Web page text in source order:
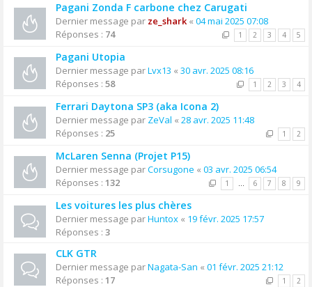
Pagani Zonda F carbone chez Carugati
Dernier message par ze_shark« 04 mai 2025 07:08
Réponses : 74 1 2 3 4 5
Pagani Utopia
Dernier message parLvx13 « 30 avr. 2025 08:16
Réponses : 58 1 2 3 4
Ferrari Daytona SP3 (aka Icona 2)
Dernier message par ZeVal « 28 avr. 2025 11:48
Réponses : 25 1 2
McLaren Senna (Projet P15)
Dernier message parCorsugone « 03 avr. 2025 06:54
Réponses : 132 1 … 6 7 8 9
Les voitures les plus chères
Dernier message parHuntox « 19 févr. 2025 17:57
Réponses : 3
CLK GTR
Dernier message parNagata-San « 01 févr. 2025 21:12
Réponses : 17 1 2